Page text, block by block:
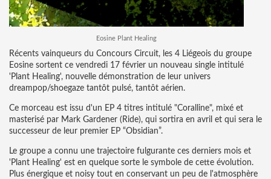
Eosine Plant Healing
Récents vainqueurs du Concours Circuit, les 4 Liégeois du groupe
Eosine sortent ce vendredi 17 février un nouveau single intitulé
'Plant Healing', nouvelle démonstration de leur univers
dreampop/shoegaze tantôt pulsé, tantôt aérien.
Ce morceau est issu d'un EP 4 titres intitulé "Coralline", mixé et
masterisé par Mark Gardener (Ride), qui sortira en avril et qui sera le
successeur de leur premier EP “Obsidian”.
Le groupe a connu une trajectoire fulgurante ces derniers mois et
'Plant Healing' est en quelque sorte le symbole de cette évolution.
Plus énergique et noisy tout en conservant un peu de l'atmosphère